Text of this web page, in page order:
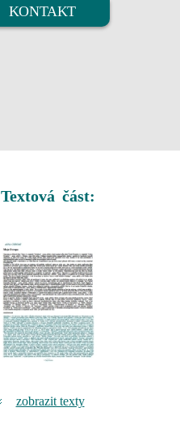
KONTAKT
Textová část:
zobrazit texty